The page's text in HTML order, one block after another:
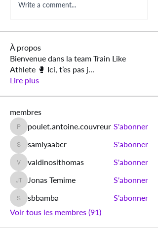
Write a comment...
À propos
Bienvenue dans la team Train Like
Athlete 🥊 Ici, t’es pas j...
Lire plus
membres
poulet.antoine.couvreur
poulet.antoine.couvreur S'abonner
samiyaabcr
samiyaabcr S'abonner
valdinosithomas
valdinosithomas S'abonner
Jonas Temime
Jonas Temime S'abonner
sbbamba
sbbamba
S'abonner
Voir tous les membres (91)